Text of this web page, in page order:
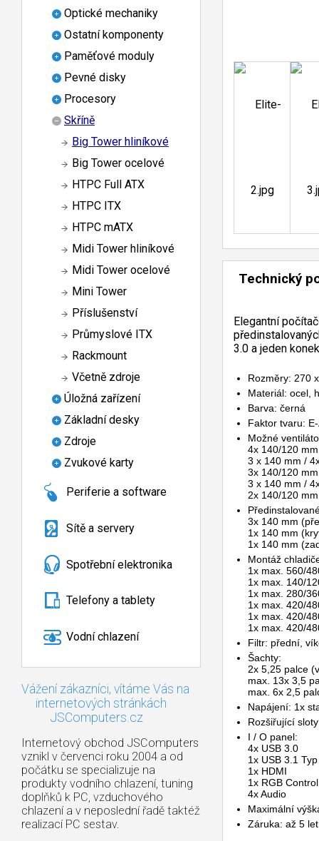
Optické mechaniky
Ostatní komponenty
Paměťové moduly
Pevné disky
Procesory
Skříně
Big Tower hliníkové
Big Tower ocelové
HTPC Full ATX
HTPC ITX
HTPC mATX
Midi Tower hliníkové
Midi Tower ocelové
Mini Tower
Příslušenství
Průmyslové ITX
Rackmount
Včetně zdroje
Úložná zařízení
Základní desky
Zdroje
Zvukové karty
Periferie a software
Sítě a servery
Spotřební elektronika
Telefony a tablety
Vodní chlazení
Vážení zákazníci, vítáme Vás na
internetových stránkách
JSComputers.cz
Internetový obchod JSComputers
vznikl v červenci roku 2004 a od
počátku se specializuje na
produkty vodního chlazení, tuning
doplňků k PC, vzduchového
chlazení a v neposlední řadě taktéž
realizací PC sestav.
Technický
Elegantní
3.0 a jeden
Rozměry: 270
Materiál: ocel,
Barva: černá
Faktor tvaru:
Možné
4x 140/120
3 x 140 mm /
3x 140/120
3 x 140 mm /
2x 140/120
3x 140 mm
1x 140 mm
1x 140 mm
Montáž
1x max. 560/
1x max. 140/
1x max. 280/
1x max. 420/
1x max. 420/
1x max. 420/
Filtr: přední,
Šachty:
2x 5,25 palce
max. 13x 3,5
max. 6x 2,5
Napájení: 1x
Rozšiřující
I / O panel:
4x USB 3.0
1x USB 3.1
1x HDMI
1x RGB
4x Audio
Maximální
Záruka: až 5 let